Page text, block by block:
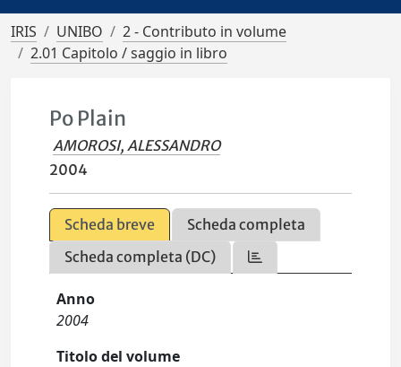
IRIS UNIBO
2 - Contributo in volume
2.01 Capitolo / saggio in libro
Po Plain
AMOROSI, ALESSANDRO
2004
Scheda breve
Scheda completa
Scheda completa (DC)
Anno
2004
Titolo del volume